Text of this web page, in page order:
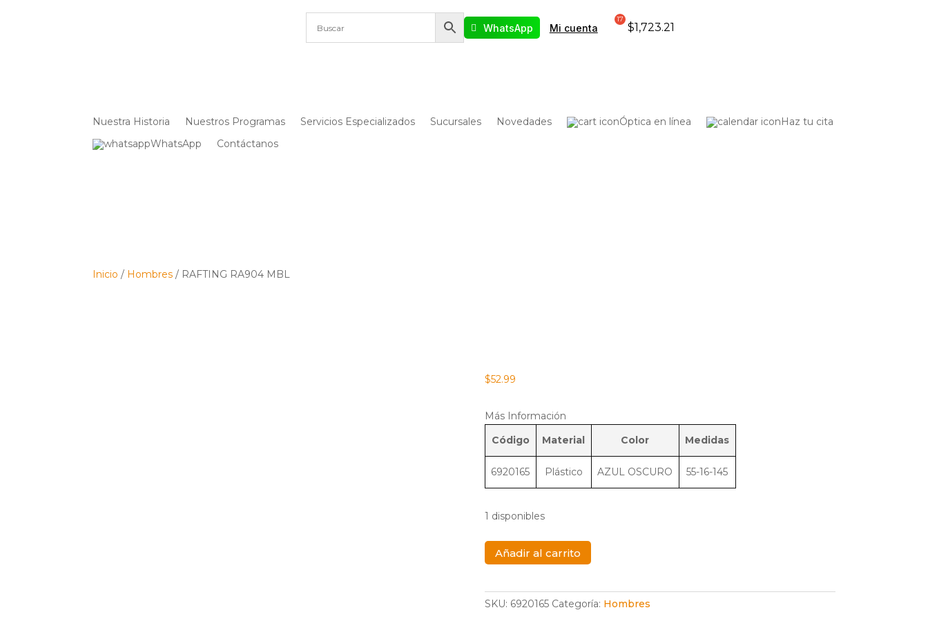
WhatsApp Mi cuenta $1,723.21
Nuestra Historia Nuestros Programas Servicios Especializados Sucursales Novedades Óptica en línea
Haz tu cita
WhatsApp
Contáctanos
Inicio / Hombres / RAFTING RA904 MBL
$52.99
Más Información
Código
Material Color Medidas
6920165 Plástico AZUL OSCURO 55-16-145
1 disponibles
RAFTING
RA904
cantidad
Añadir al carrito
SKU: 6920165 Categoría: Hombres